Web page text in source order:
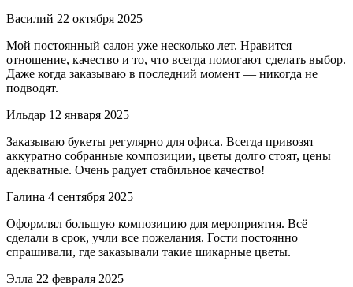
Василий 22 октября 2025
Мой постоянный салон уже несколько лет. Нравится
отношение, качество и то, что всегда помогают сделать выбор.
Даже когда заказываю в последний момент — никогда не
подводят.
Ильдар 12 января 2025
Заказываю букеты регулярно для офиса. Всегда привозят
аккуратно собранные композиции, цветы долго стоят, цены
адекватные. Очень радует стабильное качество!
Галина 4 сентября 2025
Оформлял большую композицию для мероприятия. Всё
сделали в срок, учли все пожелания. Гости постоянно
спрашивали, где заказывали такие шикарные цветы.
Элла 22 февраля 2025